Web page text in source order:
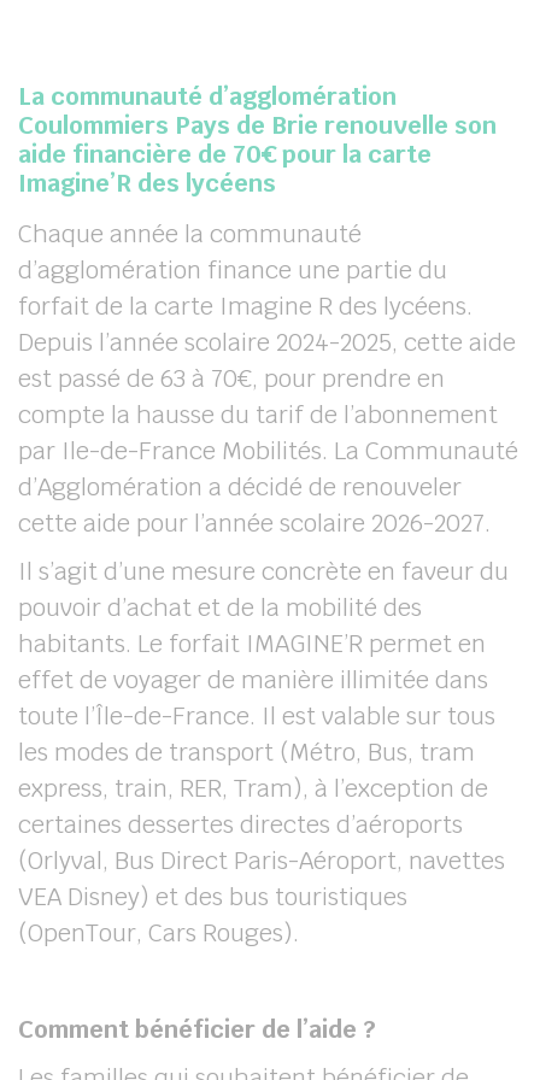
La communauté d’agglomération
Coulommiers Pays de Brie renouvelle son
aide financière de 70€ pour la carte
Imagine’R des lycéens
Chaque année la communauté
d’agglomération finance une partie du
forfait de la carte Imagine R des lycéens.
Depuis l’année scolaire 2024-2025, cette aide
est passé de 63 à 70€, pour prendre en
compte la hausse du tarif de l’abonnement
par Ile-de-France Mobilités. La Communauté
d’Agglomération a décidé de renouveler
cette aide pour l’année scolaire 2026-2027.
Il s’agit d’une mesure concrète en faveur du
pouvoir d’achat et de la mobilité des
habitants. Le forfait IMAGINE’R permet en
effet de voyager de manière illimitée dans
toute l’Île-de-France. Il est valable sur tous
les modes de transport (Métro, Bus, tram
express, train, RER, Tram), à l’exception de
certaines dessertes directes d’aéroports
(Orlyval, Bus Direct Paris-Aéroport, navettes
VEA Disney) et des bus touristiques
(OpenTour, Cars Rouges).
Comment bénéficier de l’aide ?